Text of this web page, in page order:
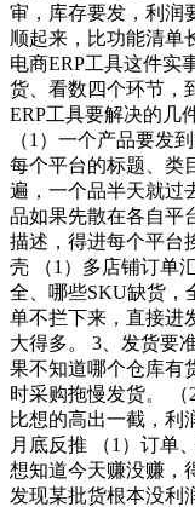
审，库存要发，利润
顺起来，比功能清单
电商ERP工具这件实
货、看数四个环节，
ERP工具要解决的几
（1）一个产品要发
每个平台的标题、类
遍，一个品半天就过
品如果先散在各自平
描述，得进每个平台
壳 （1）多店铺订单
全、哪些SKU缺货，
单不拦下来，直接进
大得多。 3、发货要
果不知道哪个仓库有
时采购拖慢发货。
比想的高出一截，利
月底反推 （1）订单
想知道今天赚没赚，
发现某批货根本没利